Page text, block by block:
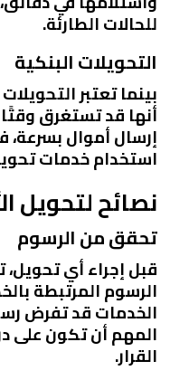
للحالات الطارئة.
التحويلات البنكية
بينما تعتبر
أنها قد تستغرق
إرسال أموال
استخدام خدمات تحويل
نصائح لتحويل
تحقق من الرسوم
قبل إجراء أي
الرسوم المرتبطة
الخدمات قد تفرض
المهم أن تكون على
القرار.